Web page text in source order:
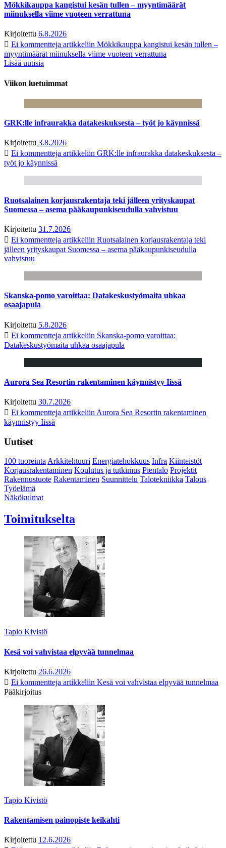
Mökkikauppa kangistui kesän tullen – myyntimäärät
miinuksella viime vuoteen verrattuna
Kirjoitettu 6.8.2026
Ei kommentteja artikkeliin Mökkikauppa kangistui kesän tullen –
myyntimäärät miinuksella viime vuoteen verrattuna
Lisää uutisia
Viikon luetuimmat
GRK:lle infraurakka datakeskuksesta – työt jo käynnissä
Kirjoitettu 3.8.2026
Ei kommentteja artikkeliin GRK:lle infraurakka datakeskuksesta –
työt jo käynnissä
Ruotsalainen korjausrakentaja teki jälleen yrityskaupat
Suomessa – asema pääkaupunkiseudulla vahvistuu
Kirjoitettu 31.7.2026
Ei kommentteja artikkeliin Ruotsalainen korjausrakentaja teki
jälleen yrityskaupat Suomessa – asema pääkaupunkiseudulla
vahvistuu
Skanska-pomo varoittaa: Datakeskustyömaita uhkaa
osaajapula
Kirjoitettu 5.8.2026
Ei kommentteja artikkeliin Skanska-pomo varoittaa:
Datakeskustyömaita uhkaa osaajapula
Aurora Sea Resortin rakentaminen käynnistyy Iissä
Kirjoitettu 30.7.2026
Ei kommentteja artikkeliin Aurora Sea Resortin rakentaminen
käynnistyy Iissä
Uutiset
100 tuoreintaArkkitehtuuri Energiatehokkuus Infra Kiinteistöt
Korjausrakentaminen Koulutus ja tutkimus Pientalo Projektit
Rakennustuote Rakentaminen Suunnittelu Talotekniikka Talous
Työelämä
Näkökulmat
Toimitukselta
Tapio Kivistö
Kesä voi vahvistaa elpyvää tunnelmaa
Kirjoitettu 26.6.2026
Ei kommentteja artikkeliin Kesä voi vahvistaa elpyvää tunnelmaa
Pääkirjoitus
Tapio Kivistö
Rakentamisen painopiste keikahti
Kirjoitettu 12.6.2026